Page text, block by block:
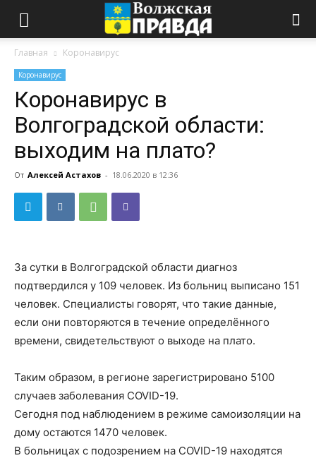
Главная Коронавирус
Коронавирус
Коронавирус в
Волгоградской области:
выходим на плато?
От Алексей Астахов - 18.06.2020 в 12:36
За сутки в Волгоградской области диагноз
подтвердился у 109 человек. Из больниц выписано 151
человек. Специалисты говорят, что такие данные,
если они повторяются в течение определённого
времени, свидетельствуют о выходе на плато.
Таким образом, в регионе зарегистрировано 5100
случаев заболевания COVID-19.
Сегодня под наблюдением в режиме самоизоляции на
дому остаются 1470 человек.
В больницах с подозрением на COVID-19 находятся